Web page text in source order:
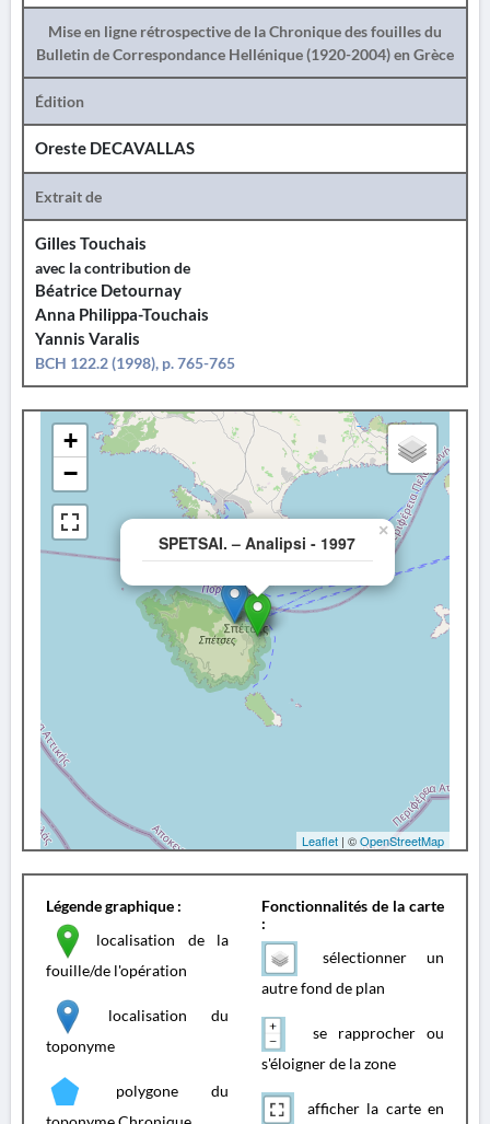
Mise en ligne rétrospective de la Chronique des fouilles du
Bulletin de Correspondance Hellénique (1920-2004) en Grèce
Édition
Oreste DECAVALLAS
Extrait de
Gilles Touchais
avec la contribution de
Béatrice Detournay
Anna Philippa-Touchais
Yannis Varalis
BCH 122.2 (1998), p. 765-765
SPETSAI. – Analipsi - 1997
×
+
−
Leaflet | ©OpenStreetMap
Légende graphique :
localisation de la
fouille/de l'opération
localisation du
toponyme
polygone du
Fonctionnalités de la carte
:
sélectionner un
autre fond de plan
se rapprocher ou
s'éloigner de la zone
afficher la carte en